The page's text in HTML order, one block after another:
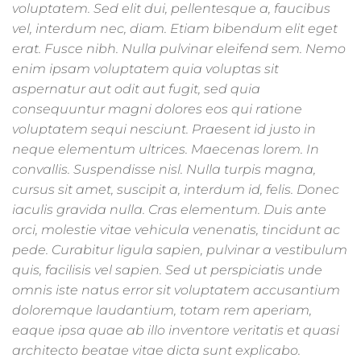
voluptatem. Sed elit dui, pellentesque a, faucibus
vel, interdum nec, diam. Etiam bibendum elit eget
erat. Fusce nibh. Nulla pulvinar eleifend sem. Nemo
enim ipsam voluptatem quia voluptas sit
aspernatur aut odit aut fugit, sed quia
consequuntur magni dolores eos qui ratione
voluptatem sequi nesciunt. Praesent id justo in
neque elementum ultrices. Maecenas lorem. In
convallis. Suspendisse nisl. Nulla turpis magna,
cursus sit amet, suscipit a, interdum id, felis. Donec
iaculis gravida nulla. Cras elementum. Duis ante
orci, molestie vitae vehicula venenatis, tincidunt ac
pede. Curabitur ligula sapien, pulvinar a vestibulum
quis, facilisis vel sapien. Sed ut perspiciatis unde
omnis iste natus error sit voluptatem accusantium
doloremque laudantium, totam rem aperiam,
eaque ipsa quae ab illo inventore veritatis et quasi
architecto beatae vitae dicta sunt explicabo.